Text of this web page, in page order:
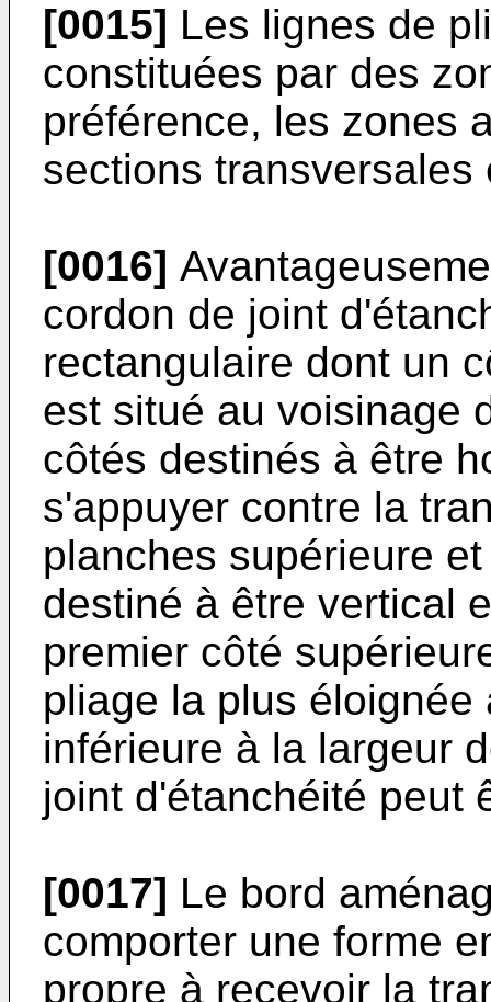
[0015] Les lignes de
constituées par des
préférence, les zones
sections transversales
[0016]
cordon de joint
rectangulaire dont un
est situé au voisinage
côtés destinés à être
s'appuyer contre la
planches supérieure
destiné à être vertical
premier côté
pliage la plus
inférieure à la largeur
joint d'étanchéité peut
[0017] Le bord
comporter une forme
propre à recevoir la